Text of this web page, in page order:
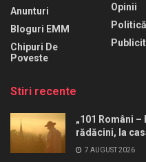
Anunturi
Bloguri EMM
Chipuri De
Poveste
Opinii
Politică
Stiri recente
„101 Români
rădăcini, la
7 AUGUST 2026